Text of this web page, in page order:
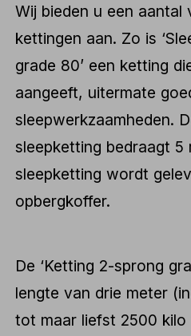
Wij bieden u een aantal
kettingen aan. Zo is
grade 80’ een ketting
aangeeft, uitermate
sleepwerkzaamheden.
sleepketting bedraagt 5
sleepketting wordt
opbergkoffer.
De ‘Ketting 2-sprong
lengte van drie meter
tot maar liefst 2500 kilo